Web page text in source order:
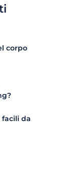
corpo
facili da